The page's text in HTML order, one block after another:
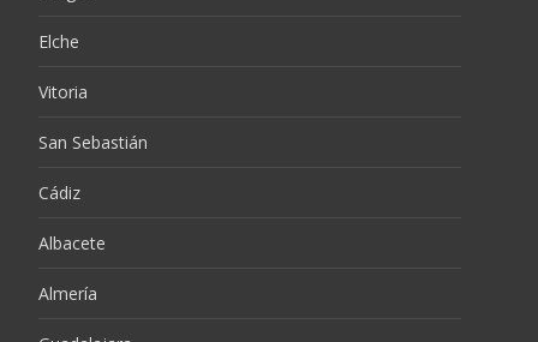
Elche
Vitoria
San Sebastián
Cádiz
Albacete
Almería